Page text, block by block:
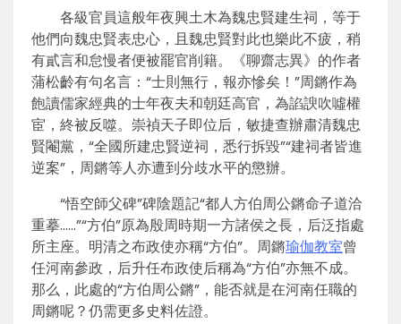
各級官員這般年夜興土木為魏忠賢建生祠，等于
他們向魏忠賢表忠心，且魏忠賢對此也樂此不疲，稍
有貳言和怠慢者便被罷官削籍。《聊齋志異》的作者
蒲松齡有句名言：“士則無行，報亦慘矣！”周鏘作為
飽讀儒家經典的士年夜夫和朝廷高官，為諂諛吹噓權
宦，終被反噬。崇禎天子即位后，敏捷查辦肅清魏忠
賢閹黨，“全國所建忠賢逆祠，悉行拆毀”“建祠者皆進
逆案”，周鏘等人亦遭到分歧水平的懲辦。
“悟空師父碑”碑陰題記“都人方伯周公鏘命子道洽
重摹……”“方伯”原為殷周時期一方諸侯之長，后泛指處
所主座。明清之布政使亦稱“方伯”。周鏘瑜伽教室曾
任河南參政，后升任布政使后稱為“方伯”亦無不成。
那么，此處的“方伯周公鏘”，能否就是在河南任職的
周鏘呢？仍需更多史料佐證。